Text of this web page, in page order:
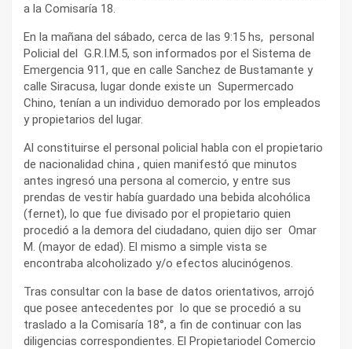
a la Comisaría 18.
En la mañana del sábado, cerca de las 9:15 hs, personal
Policial del G.R.I.M.5, son informados por el Sistema de
Emergencia 911, que en calle Sanchez de Bustamante y
calle Siracusa, lugar donde existe un Supermercado
Chino, tenían a un individuo demorado por los empleados
y propietarios del lugar.
Al constituirse el personal policial habla con el propietario
de nacionalidad china , quien manifestó que minutos
antes ingresó una persona al comercio, y entre sus
prendas de vestir había guardado una bebida alcohólica
(fernet), lo que fue divisado por el propietario quien
procedió a la demora del ciudadano, quien dijo ser Omar
M. (mayor de edad). El mismo a simple vista se
encontraba alcoholizado y/o efectos alucinógenos.
Tras consultar con la base de datos orientativos, arrojó
que posee antecedentes por lo que se procedió a su
traslado a la Comisaría 18°, a fin de continuar con las
diligencias correspondientes. El Propietariodel Comercio